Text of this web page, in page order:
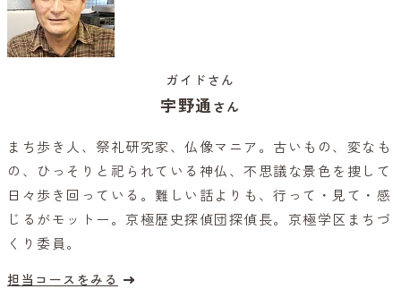
ガイドさん
宇野通 さん
まち歩き人、祭礼研究家、仏像マニア。古いもの、変なも
の、ひっそりと祀られている神仏、不思議な景色を捜して
日々歩き回っている。難しい話よりも、行って・見て・感
じるがモットー。京極歴史探偵団探偵長。京極学区まちづ
くり委員。
担当コースをみる